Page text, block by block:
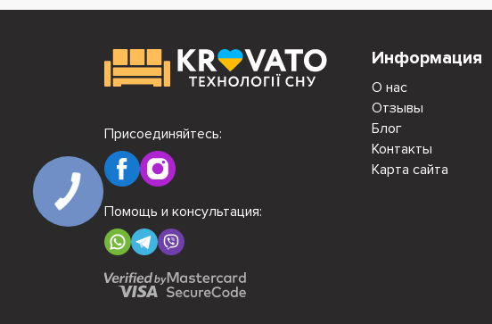
Информация
О нас
Отзывы
Блог
Контакты
Карта сайта
Присоединяйтесь:
Помощь и консультация: